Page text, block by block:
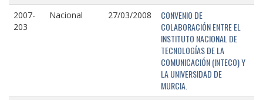
2007-
203
Nacional 27/03/2008
CONVENIO DE
COLABORACIÓN ENTRE EL
INSTITUTO NACIONAL DE
TECNOLOGÍAS DE LA
COMUNICACIÓN (INTECO) Y
LA UNIVERSIDAD DE
MURCIA.